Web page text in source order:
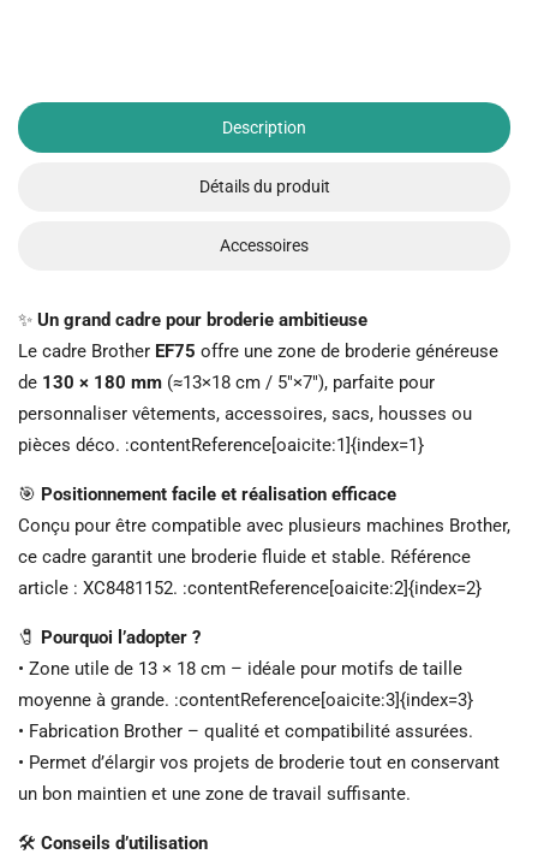
Description
Détails du produit
Accessoires
✨ Un grand cadre pour broderie ambitieuse
Le cadre Brother EF75 offre une zone de broderie généreuse
de 130 × 180 mm (≈13×18 cm / 5″×7″), parfaite pour
personnaliser vêtements, accessoires, sacs, housses ou
pièces déco. :contentReference[oaicite:1]{index=1}
🎯 Positionnement facile et réalisation efficace
Conçu pour être compatible avec plusieurs machines Brother,
ce cadre garantit une broderie fluide et stable. Référence
article : XC8481152. :contentReference[oaicite:2]{index=2}
🧷 Pourquoi l’adopter ?
• Zone utile de 13 × 18 cm – idéale pour motifs de taille
moyenne à grande. :contentReference[oaicite:3]{index=3}
• Fabrication Brother – qualité et compatibilité assurées.
• Permet d’élargir vos projets de broderie tout en conservant
un bon maintien et une zone de travail suffisante.
🛠️ Conseils d’utilisation